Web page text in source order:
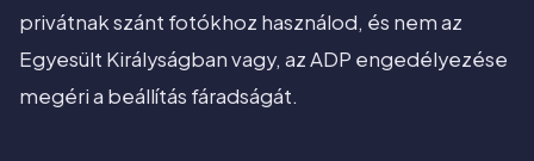
privátnak szánt fotókhoz használod, és nem az
Egyesült Királyságban vagy, az ADP engedélyezése
megéri a beállítás fáradságát.